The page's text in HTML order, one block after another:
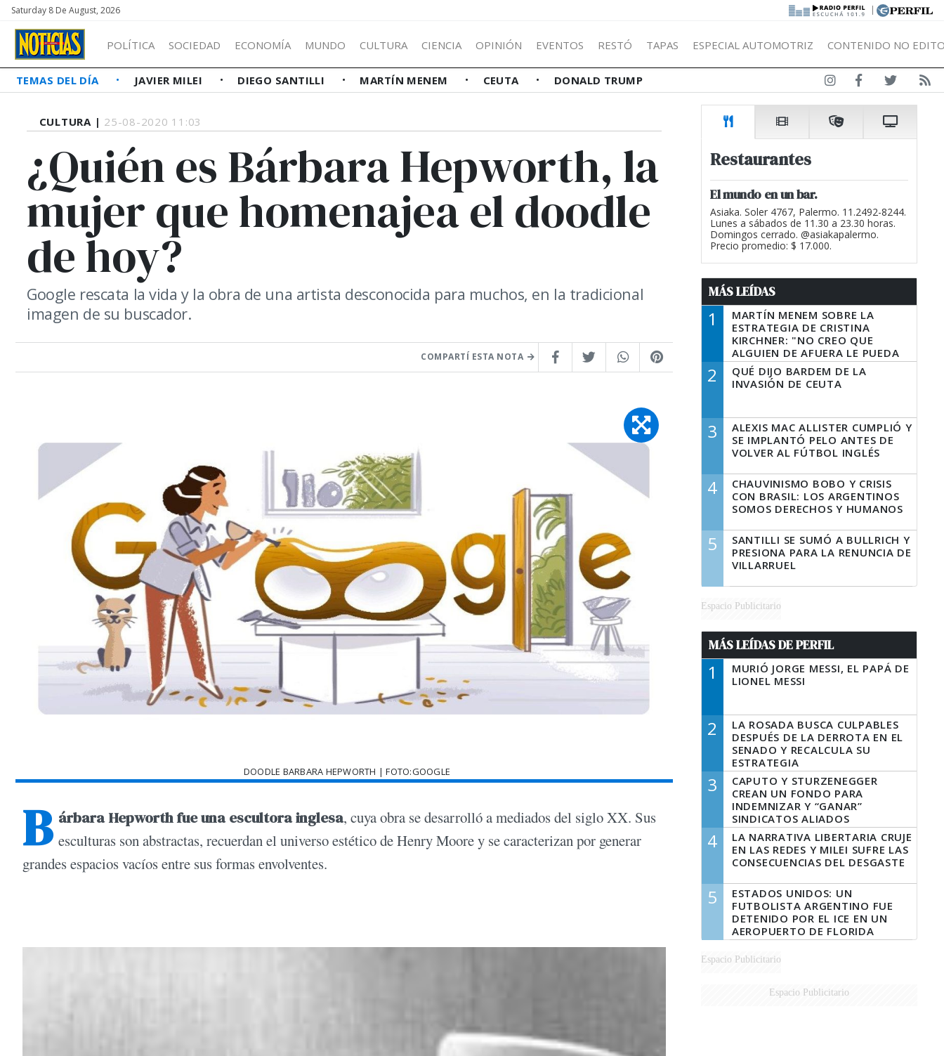
Saturday 8 De August, 2026 |
POLÍTICA SOCIEDAD ECONOMÍA MUNDO CULTURA CIENCIA OPINIÓN EVENTOS RESTÓ TAPAS ESPECIAL AUTOMOTRIZ CONTENIDO NO
TEMAS DEL DÍA JAVIER MILEI DIEGO SANTILLI MARTÍN MENEM CEUTA DONALD TRUMP
CULTURA | 25-08-2020 11:03
¿Quién es Bárbara Hepworth, la
mujer que homenajea el doodle
de hoy?
Google rescata la vida y la obra de una artista desconocida para muchos, en la tradicional
imagen de su buscador.
COMPARTÍ ESTA NOTA
DOODLE BARBARA HEPWORTH | FOTO:GOOGLE
B árbara Hepworth fue una escultora inglesa, cuya obra se desarrolló a mediados del siglo XX. Sus
esculturas son abstractas, recuerdan el universo estético de Henry Moore y se caracterizan por generar
grandes espacios vacíos entre sus formas envolventes.
Restaurantes
El mundo en un bar.
Asiaka. Soler 4767, Palermo. 11.2492-8244.
Lunes a sábados de 11.30 a 23.30 horas.
Domingos cerrado. @asiakapalermo.
Precio promedio: $ 17.000.
MÁS LEÍDAS
1
MARTÍN MENEM SOBRE LA
ESTRATEGIA DE CRISTINA
KIRCHNER: "NO CREO QUE
ALGUIEN DE AFUERA LE PUEDA
DECIR A LA JUSTICIA LO QUE
TIENE QUE HACER"
2
QUÉ DIJO BARDEM DE LA
INVASIÓN DE CEUTA
3
ALEXIS MAC ALLISTER CUMPLIÓ Y
SE IMPLANTÓ PELO ANTES DE
VOLVER AL FÚTBOL INGLÉS
4
CHAUVINISMO BOBO Y CRISIS
CON BRASIL: LOS ARGENTINOS
SOMOS DERECHOS Y HUMANOS
5
SANTILLI SE SUMÓ A BULLRICH Y
PRESIONA PARA LA RENUNCIA DE
VILLARRUEL
Espacio Publicitario
MÁS LEÍDAS DE PERFIL
1
MURIÓ JORGE MESSI, EL PAPÁ DE
LIONEL MESSI
2
LA ROSADA BUSCA CULPABLES
DESPUÉS DE LA DERROTA EN EL
SENADO Y RECALCULA SU
ESTRATEGIA
3
CAPUTO Y STURZENEGGER
CREAN UN FONDO PARA
INDEMNIZAR Y “GANAR”
SINDICATOS ALIADOS
4
LA NARRATIVA LIBERTARIA CRUJE
EN LAS REDES Y MILEI SUFRE LAS
CONSECUENCIAS DEL DESGASTE
5
ESTADOS UNIDOS: UN
FUTBOLISTA ARGENTINO FUE
DETENIDO POR EL ICE EN UN
AEROPUERTO DE FLORIDA
Espacio Publicitario
Espacio Publicitario